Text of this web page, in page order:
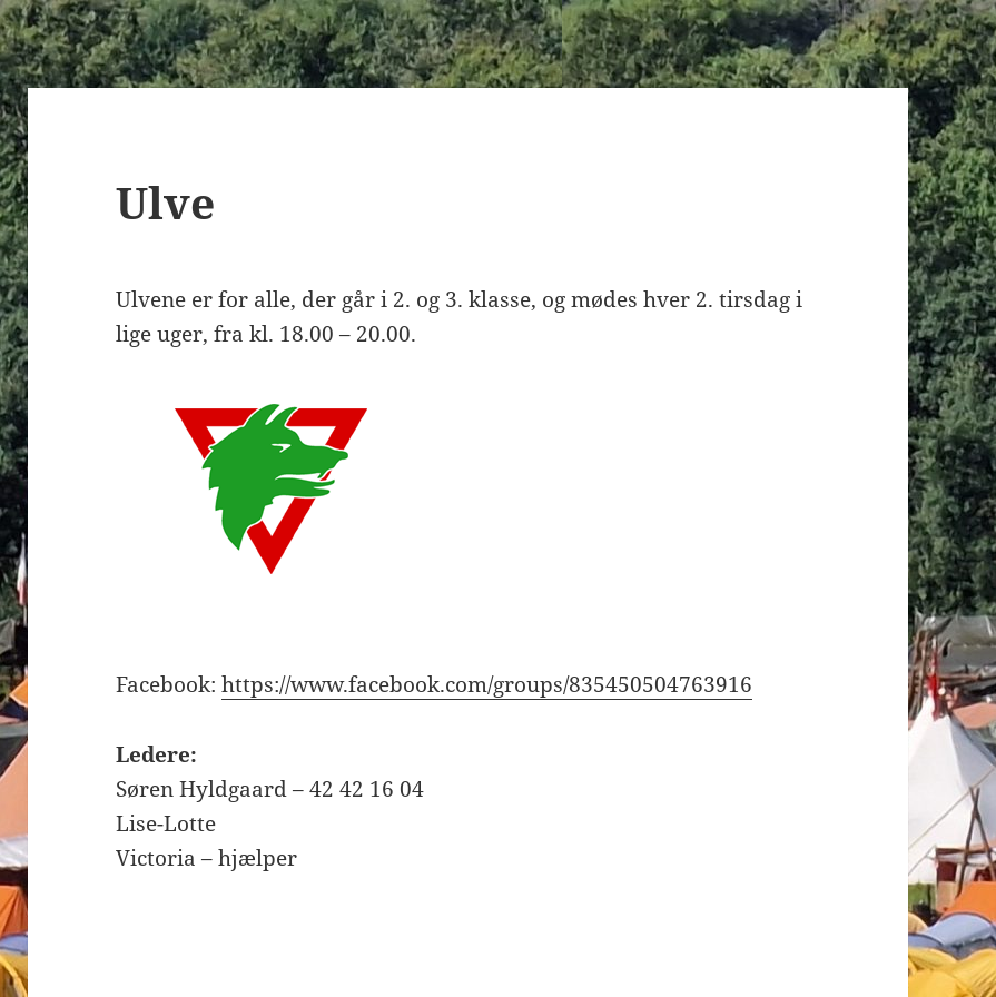
Ulve
Ulvene er for alle, der går i 2. og 3. klasse, og mødes hver 2. tirsdag i
lige uger, fra kl. 18.00 – 20.00.
Facebook:https://www.facebook.com/groups/835450504763916
Ledere:
Søren Hyldgaard – 42 42 16 04
Lise-Lotte
Victoria – hjælper